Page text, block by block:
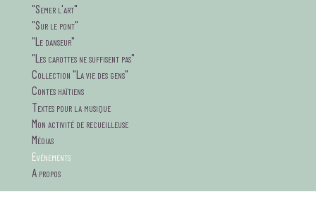
tagsMenu
"Semer l'art"
"Sur le pont"
"Le danseur"
"Les carottes ne suffisent pas"
Collection "La vie des gens"
Contes haïtiens
Textes pour la musique
Mon activité de recueilleuse
Médias
Evénements
A propos